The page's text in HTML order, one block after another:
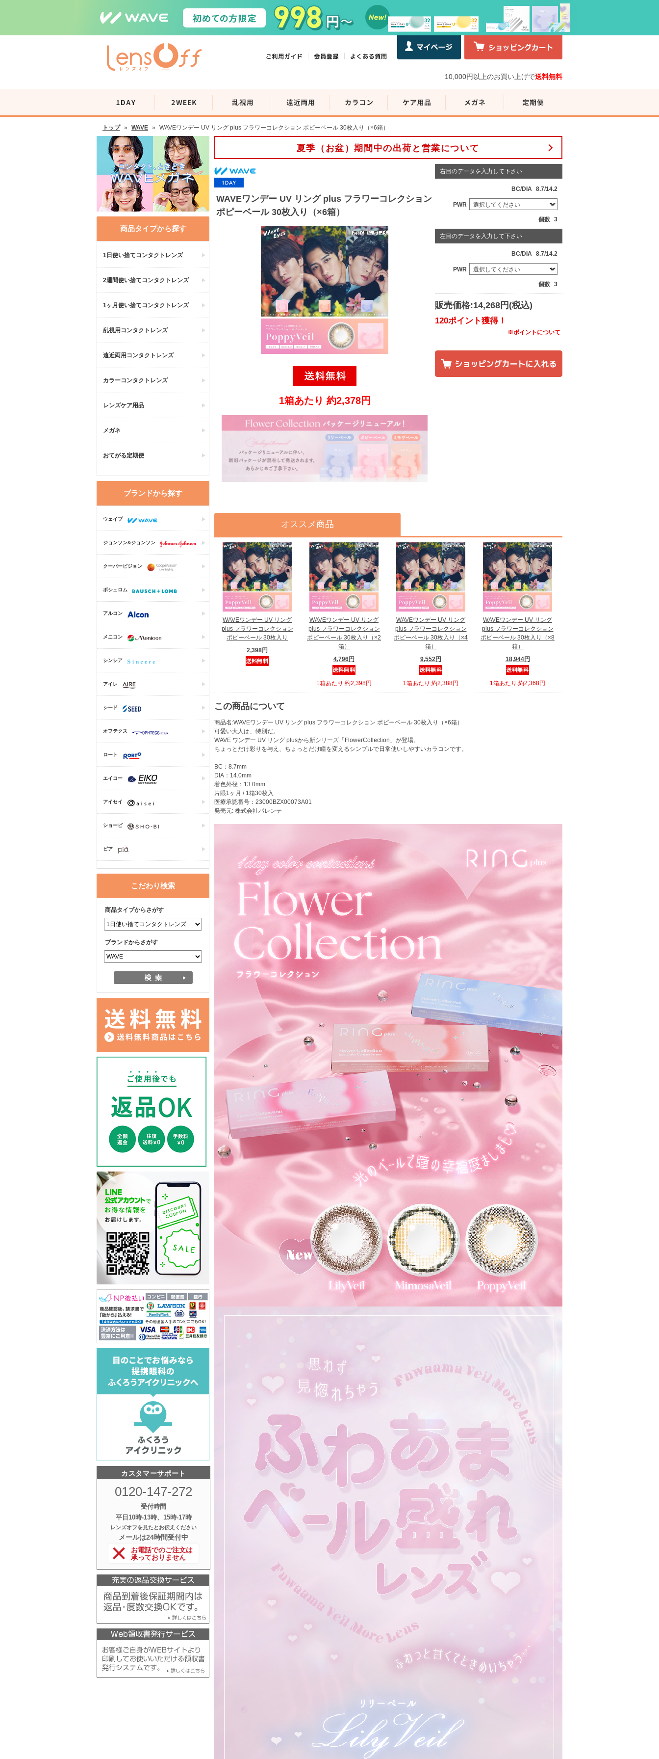
10,000円以上のお買い上げで送料無料
トップ » WAVE » WAVEワンデー UV リング plus フラワーコレクション ポピーベール 30枚入り（×6箱）
商品タイプから探す
1日使い捨てコンタクトレンズ
2週間使い捨てコンタクトレンズ
1ヶ月使い捨てコンタクトレンズ
乱視用コンタクトレンズ
遠近両用コンタクトレンズ
カラーコンタクトレンズ
レンズケア用品
メガネ
おてがる定期便
ブランドから探す
ウェイブ
ジョンソン&ジョンソン
クーパービジョン
ボシュロム
アルコン
メニコン
シンシア
アイレ
シード
オフテクス
ロート
エイコー
アイセイ
ショービ
ピア
こだわり検索
商品タイプからさがす
ブランドからさがす
カスタマーサポート
0120-147-272
受付時間
平日10時‐13時、15時‐17時
レンズオフを見たとお伝えください
メールは24時間受付中
お電話でのご注文は
承っておりません
夏季（お盆）期間中の出荷と営業について
WAVEワンデー UV リング plus フラワーコレクション
ポピーベール 30枚入り（×6箱）
1箱あたり 約2,378円
右目のデータを入力して下さい
BC/DIA 8.7/14.2
PWR
個数 3
左目のデータを入力して下さい
BC/DIA 8.7/14.2
PWR
個数 3
販売価格:14,268円(税込)
120ポイント獲得！
※ポイントについて
オススメ商品
WAVEワンデー UV リング
plus フラワーコレクション
ポピーベール 30枚入り
2,398円
WAVEワンデー UV リング
plus フラワーコレクション
ポピーベール 30枚入り（×2
箱）
4,796円
1箱あたり:約2,398円
WAVEワンデー UV リング
plus フラワーコレクション
ポピーベール 30枚入り（×4
箱）
9,552円
1箱あたり:約2,388円
WAVEワンデー UV リング
plus フラワーコレクション
ポピーベール 30枚入り（×8
箱）
18,944円
1箱あたり:約2,368円
この商品について
商品名:WAVEワンデー UV リング plus フラワーコレクション ポピーベール 30枚入り（×6箱）
可愛い大人は、特別だ。
WAVE ワンデー UV リング plusから新シリーズ「FlowerCollection」が登場。
ちょっとだけ彩りを与え、ちょっとだけ瞳を変えるシンプルで日常使いしやすいカラコンです。
BC：8.7mm
DIA：14.0mm
着色外径：13.0mm
片眼1ヶ月 / 1箱30枚入
医療承認番号：23000BZX00073A01
発売元: 株式会社パレンテ